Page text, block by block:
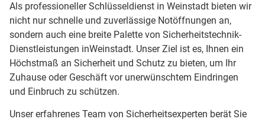
Als professioneller Schlüsseldienst in Weinstadt bieten wir
nicht nur schnelle und zuverlässige Notöffnungen an,
sondern auch eine breite Palette von Sicherheitstechnik-
Dienstleistungen inWeinstadt. Unser Ziel ist es, Ihnen ein
Höchstmaß an Sicherheit und Schutz zu bieten, um Ihr
Zuhause oder Geschäft vor unerwünschtem Eindringen
und Einbruch zu schützen.
Unser erfahrenes Team von Sicherheitsexperten berät Sie